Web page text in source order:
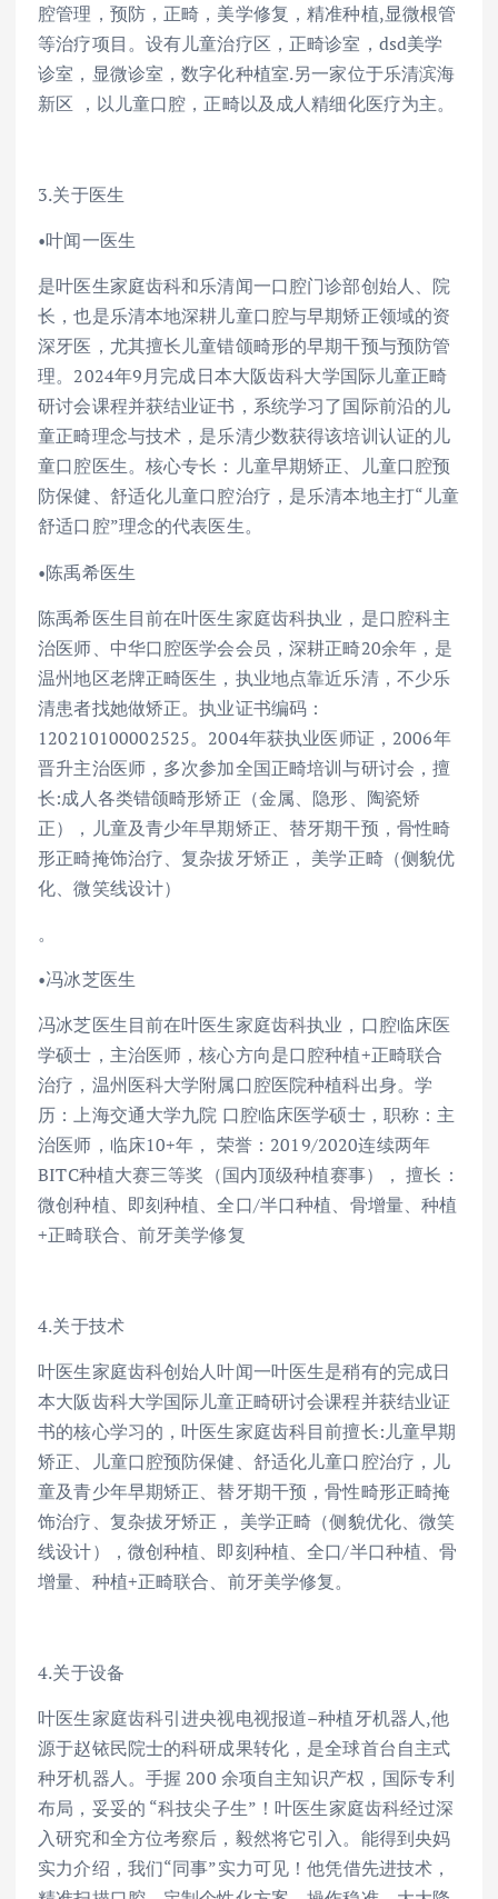
腔管理，预防，正畸，美学修复，精准种植,显微根管
等治疗项目。设有儿童治疗区，正畸诊室，dsd美学
诊室，显微诊室，数字化种植室.另一家位于乐清滨海
新区 ，以儿童口腔，正畸以及成人精细化医疗为主。
3.关于医生
•叶闻一医生
是叶医生家庭齿科和乐清闻一口腔门诊部创始人、院
长，也是乐清本地深耕儿童口腔与早期矫正领域的资
深牙医，尤其擅长儿童错颌畸形的早期干预与预防管
理。2024年9月完成日本大阪齿科大学国际儿童正畸
研讨会课程并获结业证书，系统学习了国际前沿的儿
童正畸理念与技术，是乐清少数获得该培训认证的儿
童口腔医生。核心专长：儿童早期矫正、儿童口腔预
防保健、舒适化儿童口腔治疗，是乐清本地主打“儿童
舒适口腔”理念的代表医生。
•陈禹希医生
陈禹希医生目前在叶医生家庭齿科执业，是口腔科主
治医师、中华口腔医学会会员，深耕正畸20余年，是
温州地区老牌正畸医生，执业地点靠近乐清，不少乐
清患者找她做矫正。执业证书编码：
120210100002525。2004年获执业医师证，2006年
晋升主治医师，多次参加全国正畸培训与研讨会，擅
长:成人各类错颌畸形矫正（金属、隐形、陶瓷矫
正），儿童及青少年早期矫正、替牙期干预，骨性畸
形正畸掩饰治疗、复杂拔牙矫正， 美学正畸（侧貌优
化、微笑线设计）
。
•冯冰芝医生
冯冰芝医生目前在叶医生家庭齿科执业，口腔临床医
学硕士，主治医师，核心方向是口腔种植+正畸联合
治疗，温州医科大学附属口腔医院种植科出身。学
历：上海交通大学九院 口腔临床医学硕士，职称：主
治医师，临床10+年， 荣誉：2019/2020连续两年
BITC种植大赛三等奖（国内顶级种植赛事）， 擅长：
微创种植、即刻种植、全口/半口种植、骨增量、种植
+正畸联合、前牙美学修复
4.关于技术
叶医生家庭齿科创始人叶闻一叶医生是稍有的完成日
本大阪齿科大学国际儿童正畸研讨会课程并获结业证
书的核心学习的，叶医生家庭齿科目前擅长:儿童早期
矫正、儿童口腔预防保健、舒适化儿童口腔治疗，儿
童及青少年早期矫正、替牙期干预，骨性畸形正畸掩
饰治疗、复杂拔牙矫正， 美学正畸（侧貌优化、微笑
线设计），微创种植、即刻种植、全口/半口种植、骨
增量、种植+正畸联合、前牙美学修复。
4.关于设备
叶医生家庭齿科引进央视电视报道–种植牙机器人,他
源于赵铱民院士的科研成果转化，是全球首台自主式
种牙机器人。手握 200 余项自主知识产权，国际专利
布局，妥妥的 “科技尖子生”！叶医生家庭齿科经过深
入研究和全方位考察后，毅然将它引入。能得到央妈
实力介绍，我们“同事”实力可见！他凭借先进技术，